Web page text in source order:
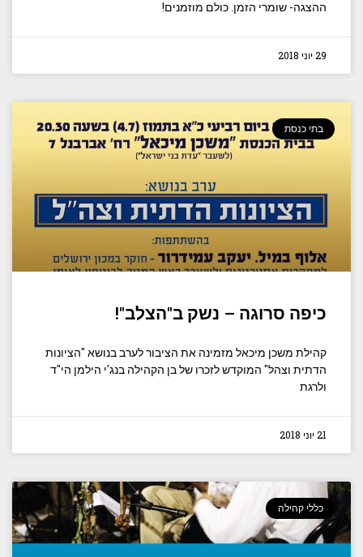
ההצגה- שומרי הזמן. כולם מוזמנים!
29 יוני 2018
בתי כנסת
כיפה סרוגה – נשק ב"הצלב"!
קהילת משכן מיכאל מזמינה את הציבור לערב בנושא "הציונות
הדתית וצהל" המוקדש לזכרו של בן הקהילה בנג'י הילמן הי"ד
ולרגת
21 יוני 2018
כללי קהילה